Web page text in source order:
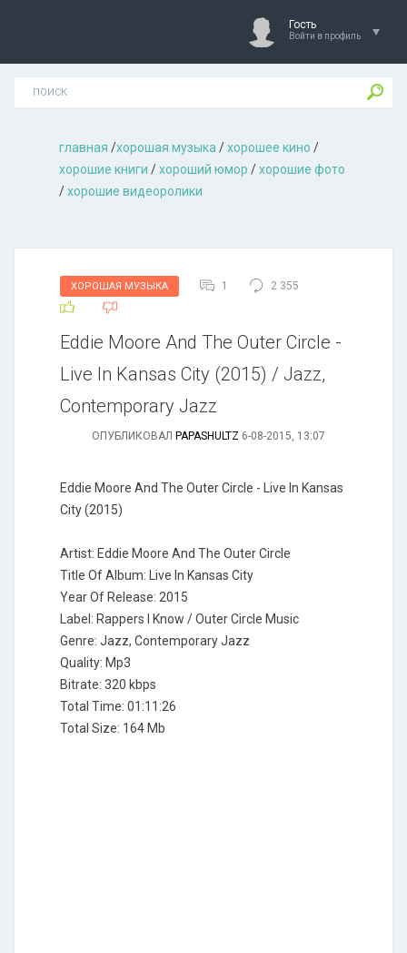
Гость
Войти в профиль
главная /хорошая музыкa /хорошее кино /
хорошие книги /хороший юмор /хорошие фото
/хорошие видеоролики
ХОРОШАЯ МУЗЫКА 1 2 355
Eddie Moore And The Outer Circle -
Live In Kansas City (2015) / Jazz,
Contemporary Jazz
ОПУБЛИКОВАЛ PAPASHULTZ 6-08-2015, 13:07
Eddie Moore And The Outer Circle - Live In Kansas
City (2015)
Artist: Eddie Moore And The Outer Circle
Title Of Album: Live In Kansas City
Year Of Release: 2015
Label: Rappers I Know / Outer Circle Music
Genre: Jazz, Contemporary Jazz
Quality: Mp3
Bitrate: 320 kbps
Total Time: 01:11:26
Total Size: 164 Mb